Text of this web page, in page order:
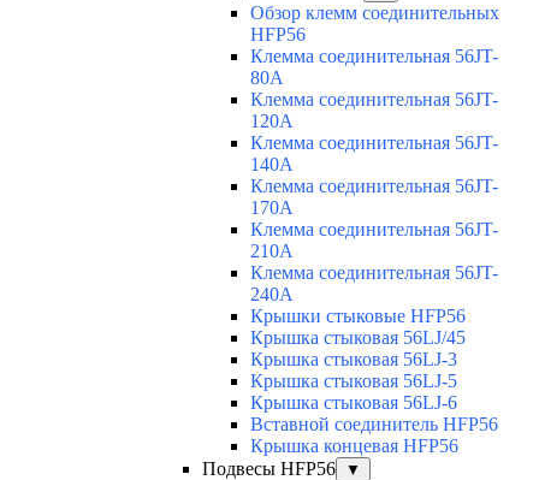
Обзор клемм соединительных
HFP56
Клемма соединительная 56JT-
80A
Клемма соединительная 56JT-
120A
Клемма соединительная 56JT-
140A
Клемма соединительная 56JT-
170A
Клемма соединительная 56JT-
210A
Клемма соединительная 56JT-
240A
Крышки стыковые HFP56
Крышка стыковая 56LJ/45
Крышка стыковая 56LJ-3
Крышка стыковая 56LJ-5
Крышка стыковая 56LJ-6
Вставной соединитель HFP56
Крышка концевая HFP56
Подвесы HFP56
▼